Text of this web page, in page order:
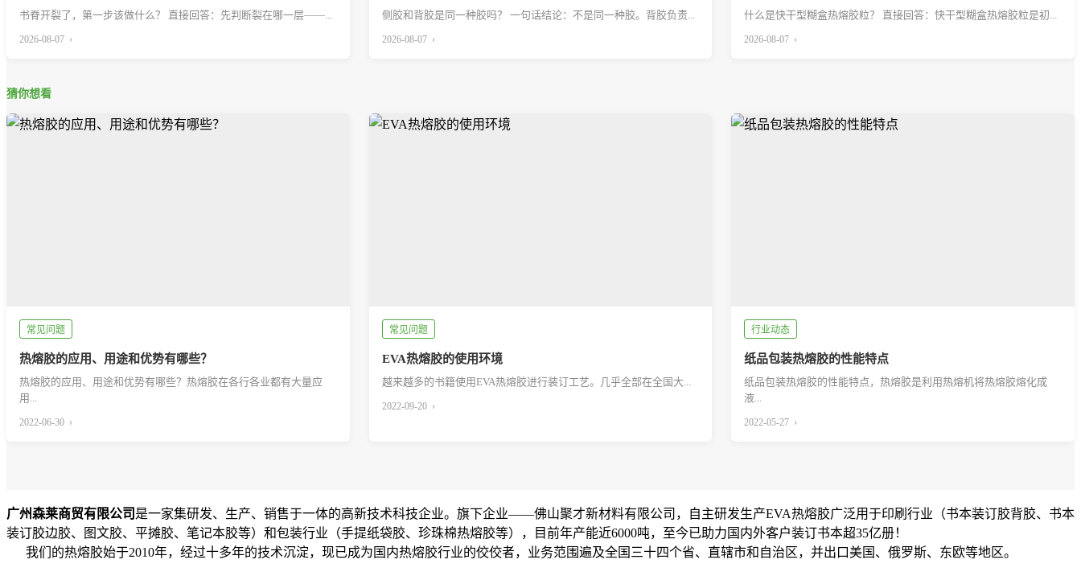
书脊开裂了，第一步该做什么？ 直接回答：先判断裂在哪一层——...
2026-08-07 ›
侧胶和背胶是同一种胶吗？ 一句话结论：不是同一种胶。背胶负责...
2026-08-07 ›
什么是快干型糊盒热熔胶粒？ 直接回答：快干型糊盒热熔胶粒是初...
2026-08-07 ›
猜你想看
常见问题
热熔胶的应用、用途和优势有哪些？
热熔胶的应用、用途和优势有哪些？热熔胶在各行各业都有大量应
用...
2022-06-30 ›
常见问题
EVA热熔胶的使用环境
越来越多的书籍使用EVA热熔胶进行装订工艺。几乎全部在全国大...
2022-09-20 ›
行业动态
纸品包装热熔胶的性能特点
纸品包装热熔胶的性能特点，热熔胶是利用热熔机将热熔胶熔化成
液...
2022-05-27 ›
广州森莱商贸有限公司 是一家集研发、生产、销售于一体的高新技术科技企业。旗下企业——佛山聚才新材料有限公司，自主研发生产EVA热熔胶广泛用于印刷行业（书本装订胶背胶、书本
装订胶边胶、图文胶、平摊胶、笔记本胶等）和包装行业（手提纸袋胶、珍珠棉热熔胶等），目前年产能近6000吨，至今已助力国内外客户装订书本超35亿册！
我们的热熔胶始于2010年，经过十多年的技术沉淀，现已成为国内热熔胶行业的佼佼者，业务范围遍及全国三十四个省、直辖市和自治区，并出口美国、俄罗斯、东欧等地区。